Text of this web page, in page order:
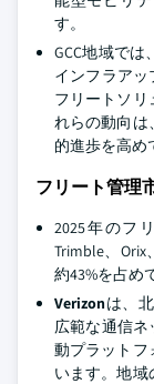
す。
GCC地域では
インフラア
フリートソリ
れらの動向は
的進歩を高め
フリート管理
2025年のフ
Trimble、Orix
約43%を占め
Verizonは、
広範な通信
動プラットフ
います。地域